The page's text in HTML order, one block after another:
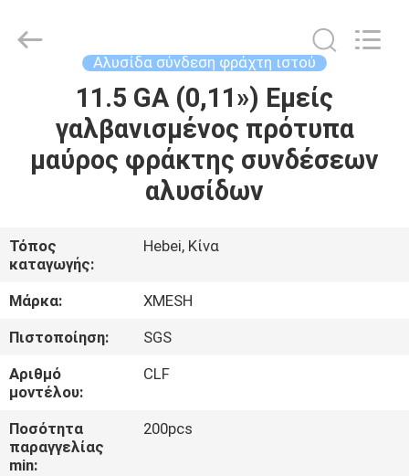
ΠΡΟΪΌΝΤΑ
ΕΜΕΊΣ
ΓΎΡΟΣ
ΕΡΓΟΣΤΑΣΊΩΝ
ΠΟΙΟΤΙΚΌΣ
ΈΛΕΓΧΟΣ
MFG
Αλυσίδα σύνδεση φράχτη ιστού
11.5 GA (0,11») Εμείς
γαλβανισμένος πρότυπα
μαύρος φράκτης συνδέσεων
αλυσίδων
Τόπος
καταγωγής:
Hebei, Κίνα
Μάρκα:
XMESH
Πιστοποίηση:
SGS
Αριθμό
μοντέλου:
CLF
Ποσότητα
παραγγελίας
min:
200pcs